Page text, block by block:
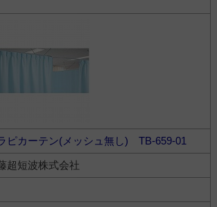
ピカーテン(メッシュ無し) TB-659-01
超短波株式会社